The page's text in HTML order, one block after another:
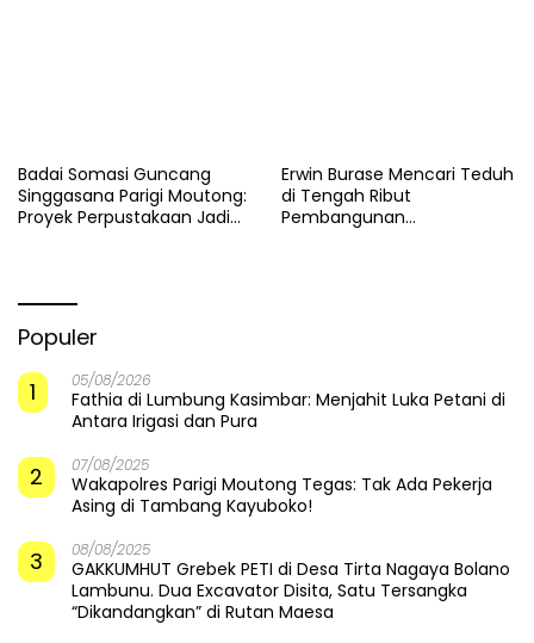
Badai Somasi Guncang
Singgasana Parigi Moutong:
Proyek Perpustakaan Jadi
Erwin Burase Mencari Teduh
di Tengah Ribut
Pembangunan
Populer
1
05/08/2026
Fathia di Lumbung Kasimbar: Menjahit Luka Petani di
Antara Irigasi dan Pura
2 07/08/2025
Wakapolres Parigi Moutong Tegas: Tak Ada Pekerja
Asing di Tambang Kayuboko!
3 08/08/2025
GAKKUMHUT Grebek PETI di Desa Tirta Nagaya Bolano
Lambunu. Dua Excavator Disita, Satu Tersangka
“Dikandangkan” di Rutan Maesa